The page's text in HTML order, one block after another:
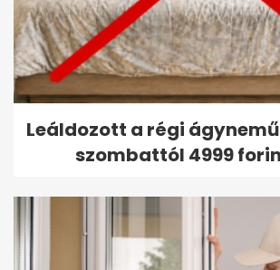
Leáldozott a régi
szombattól 4999